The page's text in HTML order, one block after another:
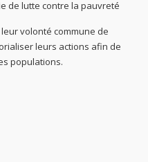
de lutte contre la pauvreté
volonté commune de
leurs actions afin de
populations.